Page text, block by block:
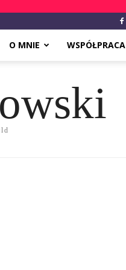
O MNIE WSPÓŁPRACA